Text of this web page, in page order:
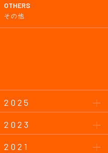
OTHERS
その他
2025
2023
2021